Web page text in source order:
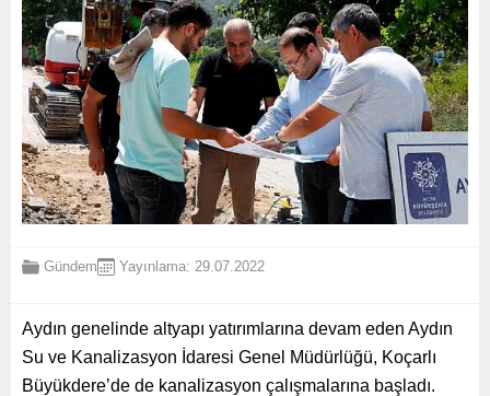
Gündem Yayınlama: 29.07.2022
Aydın genelinde altyapı yatırımlarına devam eden Aydın
Su ve Kanalizasyon İdaresi Genel Müdürlüğü, Koçarlı
Büyükdere’de de kanalizasyon çalışmalarına başladı.